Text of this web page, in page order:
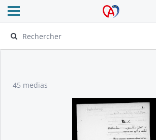
Archives Alsace - Colmar
Ouvrir le menu déroulant
45 medias